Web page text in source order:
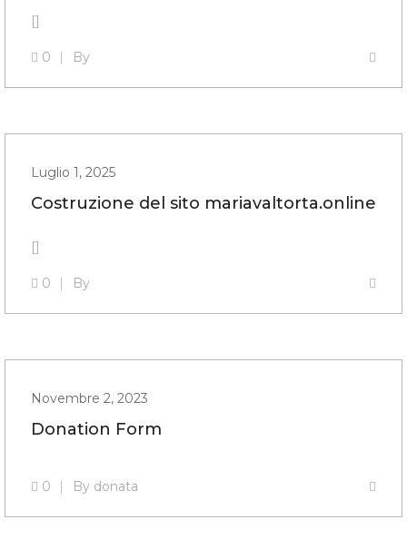
[]
0 By
Luglio 1, 2025
Costruzione del sito mariavaltorta.online
[]
0 By
Novembre 2, 2023
Donation Form
0 By donata